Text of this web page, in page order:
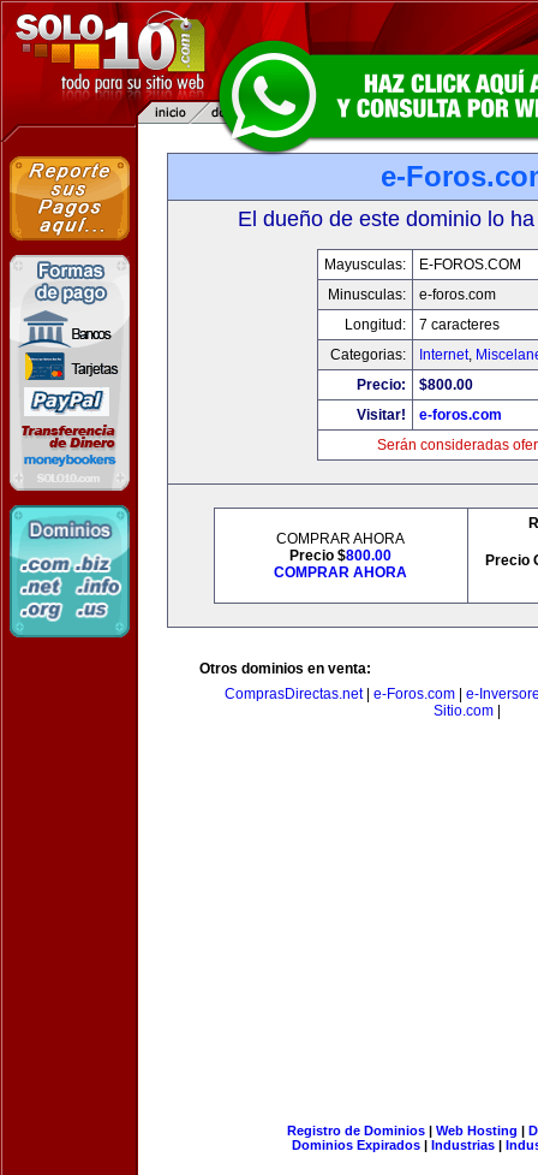
e-
El dueño de este dominio lo
Mayusculas:
E-FOROS.COM
Minusculas:
e-foros.com
Longitud:
7 caracteres
Categorias:
Internet,
Precio:
$800.00
Visitar!
e-foros.com
Serán consideradas
COMPRAR AHORA
Precio $800.00
COMPRAR AHORA
Precio
Otros dominios en venta:
ComprasDirectas.net| e-Foros.com
e-
Sitio.com
Registro de Dominios| Web Hosting |
Dominios Expirados | Industrias |